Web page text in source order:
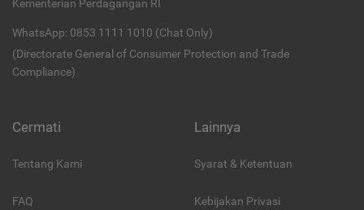
Kementerian Perdagangan RI
WhatsApp: 0853 1111 1010 (Chat Only)
(Directorate General of Consumer Protection and Trade
Compliance)
Cermati
Tentang Kami
FAQ
Lainnya
Syarat & Ketentuan
Kebijakan Privasi